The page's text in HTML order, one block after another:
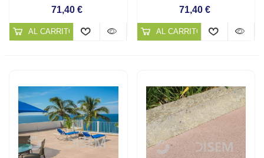
CONTINUOS DE CUARZO
71,40 €
AL CARRITO
CONTINUOS DE CUARZO
71,40 €
AL CARRITO